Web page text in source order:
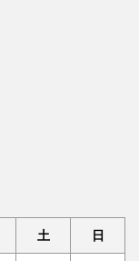
土 日